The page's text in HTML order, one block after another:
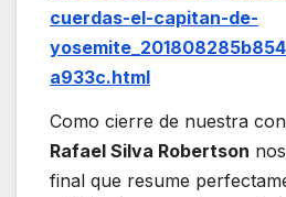
cuerdas-el-capitan-de-
a933c.html
Como cierre de nuestra
Rafael Silva Robertson
final que resume